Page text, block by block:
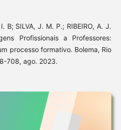
B; SILVA, J. M. P.; RIBEIRO, A. J.
Profissionais a Professores:
processo formativo. Bolema, Rio
708, ago. 2023.